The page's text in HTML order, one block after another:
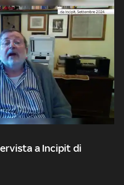
a Incipit di